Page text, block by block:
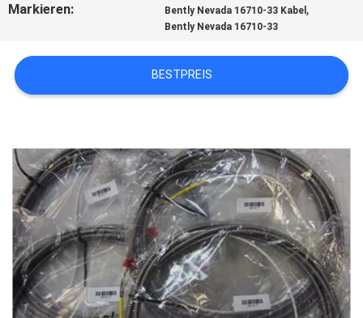
ANGEBOT
SITEMAP
DATENSCHUTZRICHTLINIE
Markieren: Bently Nevada 16710-33 Kabel ,
Bently Nevada 16710-33
BESTPREIS